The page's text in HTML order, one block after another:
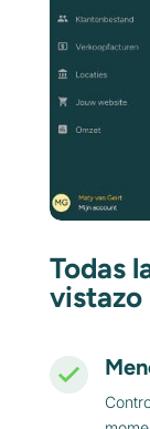
Todas
vistazo